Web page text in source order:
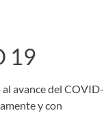
19
avance del COVID-
y con